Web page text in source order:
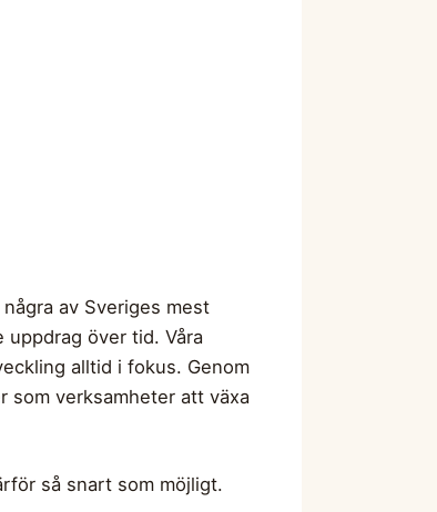
av Sveriges mest
över tid. Våra
alltid i fokus. Genom
som verksamheter att växa
så snart som möjligt.